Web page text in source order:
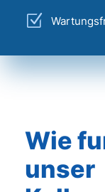
Z
Wie
unser